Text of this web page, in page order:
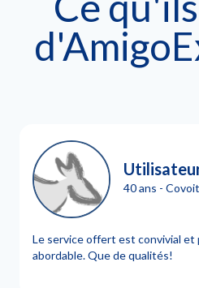
40 ans -
Le service offert est convivial
abordable. Que de qualités!